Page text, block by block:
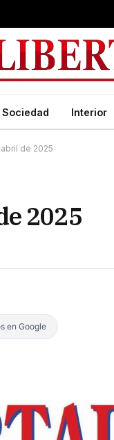
Sociedad Interior
de 2025
2025
en Google